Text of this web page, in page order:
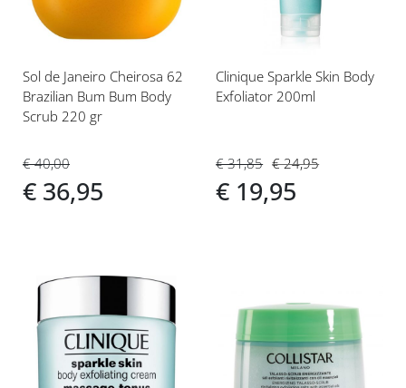
Sol de Janeiro Cheirosa 62
Brazilian Bum Bum Body
Scrub 220 gr
€ 40,00
€ 36,95
Clinique Sparkle Skin Body
Exfoliator 200ml
€ 31,85
€ 19,95
€ 24,95
Voeg
toe
aan
verlanglijst
Voeg
toe
aan
verlanglijst